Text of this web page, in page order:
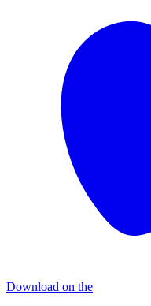
Download on the